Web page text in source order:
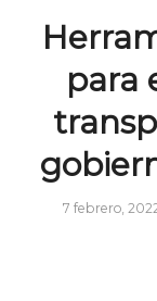
para
7 febrero,